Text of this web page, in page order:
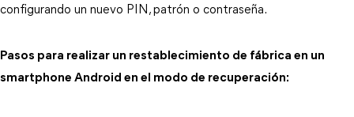
configurando un nuevo PIN, patrón o contraseña.
Pasos para realizar un restablecimiento de fábrica en un
smartphone Android en el modo de recuperación: